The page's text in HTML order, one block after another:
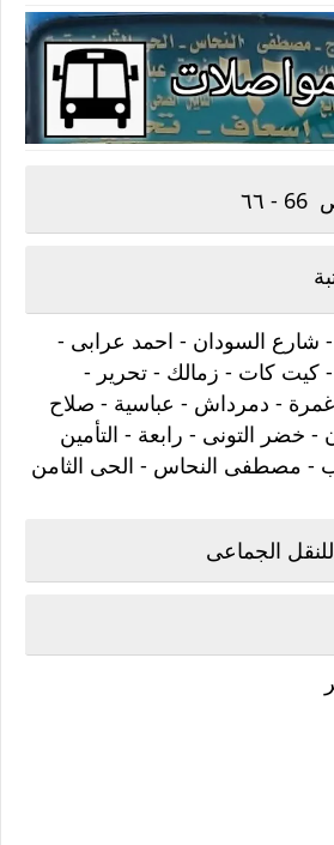
- شارع السودان - احمد عرابى -
كات - زمالك - تحرير -
- دمرداش - عباسية - صلاح
خضر التونى - رابعة - التأمين
مصطفى النحاس - الحى الثامن
الجماعى